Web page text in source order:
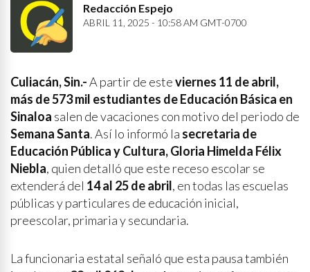
Redacción Espejo
ABRIL 11, 2025 - 10:58 AM GMT-0700
Culiacán, Sin.-A partir de esteviernes 11 de abril,
más de 573 mil estudiantes de Educación Básica en
Sinaloa salen de vacaciones con motivo del periodo de
Semana Santa. Así lo informó la secretaria de
Educación Pública y Cultura, Gloria Himelda Félix
Niebla, quien detalló que este receso escolar se
extenderá del 14 al 25 de abril, en todas las escuelas
públicas y particulares de educación inicial,
preescolar, primaria y secundaria.
La funcionaria estatal señaló que esta pausa también